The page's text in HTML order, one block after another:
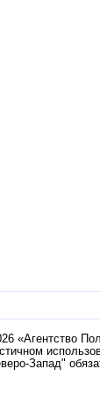
«Агентство
Запад"